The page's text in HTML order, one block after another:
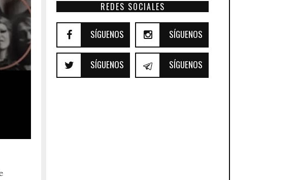
REDES SOCIALES
SÍGUENOS SÍGUENOS
SÍGUENOS SÍGUENOS